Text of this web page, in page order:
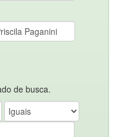
de busca.